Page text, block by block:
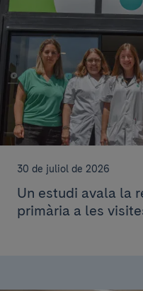
30 de juliol de 2026
Un estudi avala la
primària a les